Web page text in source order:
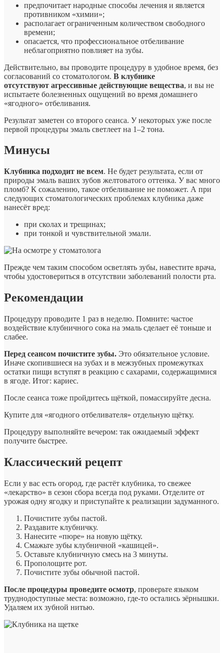
предпочитает народные способы лечения и является
противником «химии»;
располагает ограниченным количеством свободного
времени;
опасается, что профессиональное отбеливание
неблагоприятно повлияет на зубы.
Действительно, вы проводите процедуру в удобное время, без
согласований со стоматологом. В клубнике
отсутствуют агрессивные действующие вещества, и вы не
испытаете болезненных ощущений во время домашнего
«ягодного» отбеливания.
Результат заметен со второго сеанса. У некоторых уже после
первой процедуры эмаль светлеет на 1–2 тона.
Минусы
Клубника подходит не всем. Не будет результата, если от
природы эмаль ваших зубов желтоватого оттенка. У вас много
пломб? К сожалению, такое отбеливание не поможет. А при
следующих стоматологических проблемах клубника даже
нанесёт вред:
при сколах и трещинах;
при тонкой и чувствительной эмали.
Прежде чем таким способом осветлять зубы, навестите врача,
чтобы удостовериться в отсутствии заболеваний полости рта.
Рекомендации
Процедуру проводите 1 раз в неделю. Помните: частое
воздействие клубничного сока на эмаль сделает её тоньше и
слабее.
Перед сеансом почистите зубы. Это обязательное условие.
Иначе скопившиеся на зубах и в межзубных промежутках
остатки пищи вступят в реакцию с сахарами, содержащимися
в ягоде. Итог: кариес.
После сеанса тоже пройдитесь щёткой, помассируйте десна.
Купите для «ягодного отбеливателя» отдельную щётку.
Процедуру выполняйте вечером: так ожидаемый эффект
получите быстрее.
Классический рецепт
Если у вас есть огород, где растёт клубника, то свежее
«лекарство» в сезон сбора всегда под руками. Отделите от
урожая одну ягодку и приступайте к реализации задуманного.
Почистите зубы пастой.
Раздавите клубничку.
Нанесите «пюре» на новую щётку.
Смажьте зубы клубничной «кашицей».
Оставьте клубничную смесь на 3 минуты.
Прополощите рот.
Почистите зубы обычной пастой.
После процедуры проведите осмотр, проверьте языком
труднодоступные места: возможно, где-то остались зёрнышки.
Удаляем их зубной нитью.